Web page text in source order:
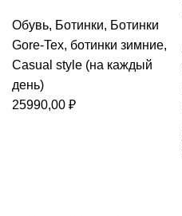
Обувь, Ботинки, Ботинки
Gore-Tex, ботинки зимние,
Casual style (на каждый
день)
25990,00 ₽